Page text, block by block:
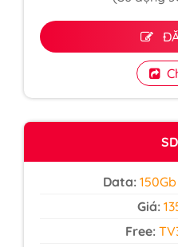
Data:
Giá:
Free: